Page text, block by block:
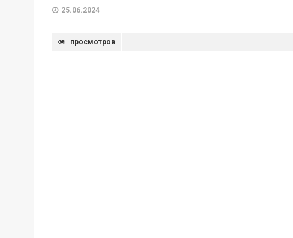
25.06.2024
просмотров